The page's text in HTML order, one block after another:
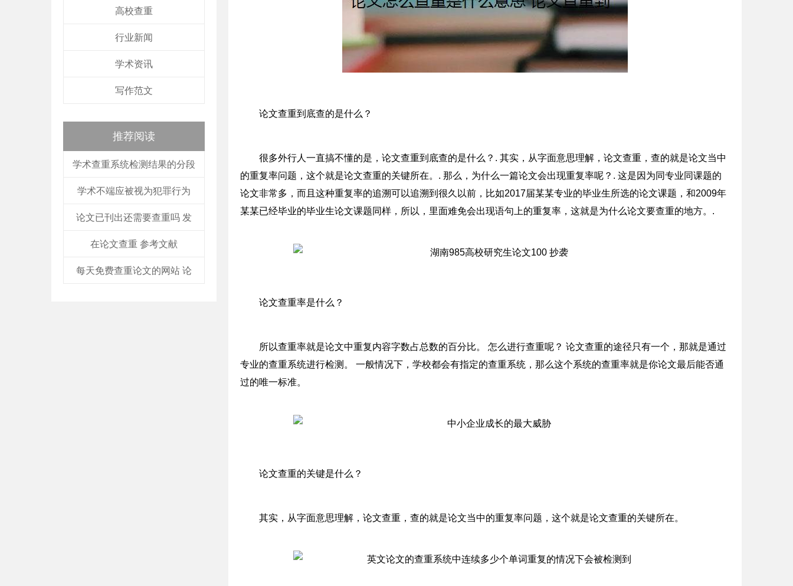
高校查重
行业新闻
学术资讯
写作范文
推荐阅读
学术查重系统检测结果的分段
学术不端应被视为犯罪行为
论文已刊出还需要查重吗 发
在论文查重 参考文献
每天免费查重论文的网站 论
论文查重到底查的是什么？
很多外行人一直搞不懂的是，论文查重到底查的是什么？. 其实，从字面意思理解，论文查重，查的就是论文当中
的重复率问题，这个就是论文查重的关键所在。. 那么，为什么一篇论文会出现重复率呢？. 这是因为同专业同课题的
论文非常多，而且这种重复率的追溯可以追溯到很久以前，比如2017届某某专业的毕业生所选的论文课题，和2009年
某某已经毕业的毕业生论文课题同样，所以，里面难免会出现语句上的重复率，这就是为什么论文要查重的地方。.
论文查重率是什么？
所以查重率就是论文中重复内容字数占总数的百分比。 怎么进行查重呢？ 论文查重的途径只有一个，那就是通过
专业的查重系统进行检测。 一般情况下，学校都会有指定的查重系统，那么这个系统的查重率就是你论文最后能否通
过的唯一标准。
论文查重的关键是什么？
其实，从字面意思理解，论文查重，查的就是论文当中的重复率问题，这个就是论文查重的关键所在。